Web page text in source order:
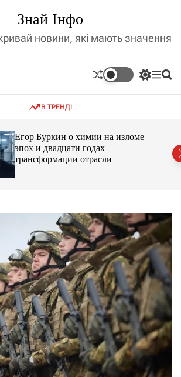
Знай Інфо
новини, які мають значення
П
к
р
о
в
о
г
о
р
е
ж
и
м
у
М П
В ТРЕНДІ
Егор Буркин о химии на изломе
эпох и двадцати годах
трансформации отрасли